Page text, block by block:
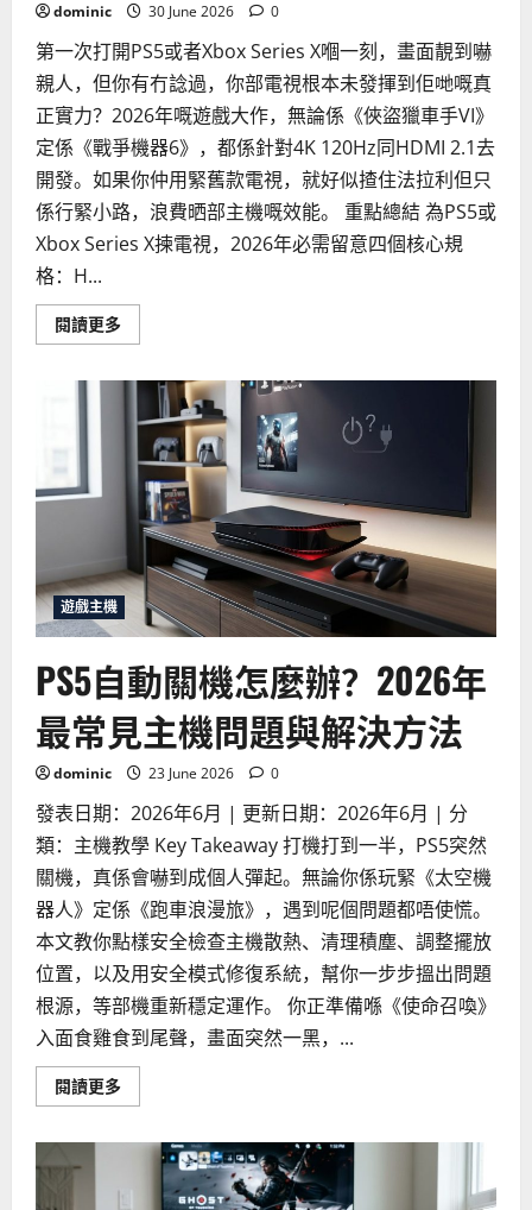
dominic 30 June 2026 0
第一次打開PS5或者Xbox Series X嗰一刻，畫面靚到嚇
親人，但你有冇諗過，你部電視根本未發揮到佢哋嘅真
正實力？2026年嘅遊戲大作，無論係《俠盜獵車手VI》
定係《戰爭機器6》，都係針對4K 120Hz同HDMI 2.1去
開發。如果你仲用緊舊款電視，就好似揸住法拉利但只
係行緊小路，浪費晒部主機嘅效能。 重點總結 為PS5或
Xbox Series X揀電視，2026年必需留意四個核心規
格：H...
閱讀更多Read
more
PS5
Xbox
Series
最
佳
視？
2026
電
視
規
格
完
全
指
遊戲主機
PS5自動關機怎麼辦？2026年
最常見主機問題與解決方法
dominic 23 June 2026 0
發表日期：2026年6月 | 更新日期：2026年6月 | 分
類：主機教學 Key Takeaway 打機打到一半，PS5突然
關機，真係會嚇到成個人彈起。無論你係玩緊《太空機
器人》定係《跑車浪漫旅》，遇到呢個問題都唔使慌。
本文教你點樣安全檢查主機散熱、清理積塵、調整擺放
位置，以及用安全模式修復系統，幫你一步步搵出問題
根源，等部機重新穩定運作。 你正準備喺《使命召喚》
入面食雞食到尾聲，畫面突然一黑，...
閱讀更多Read
more